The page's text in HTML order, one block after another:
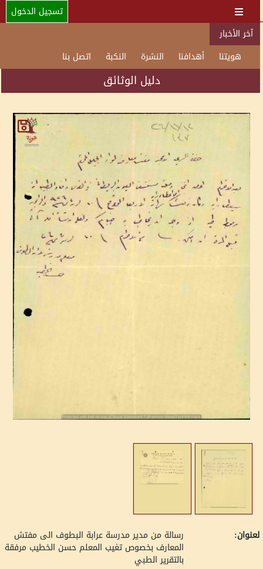
تسجيل الدخول
آخر الأخبار
هويتنا
أهدافنا النشرة النكبة اتصل بنا
دليل الوثائق
رسالة من مدير مدرسة عرابة البطوف الى مفتش
المعارف بخصوص تغيب المعلم حسن الخطيب مرفقة
بالتقرير الطبي